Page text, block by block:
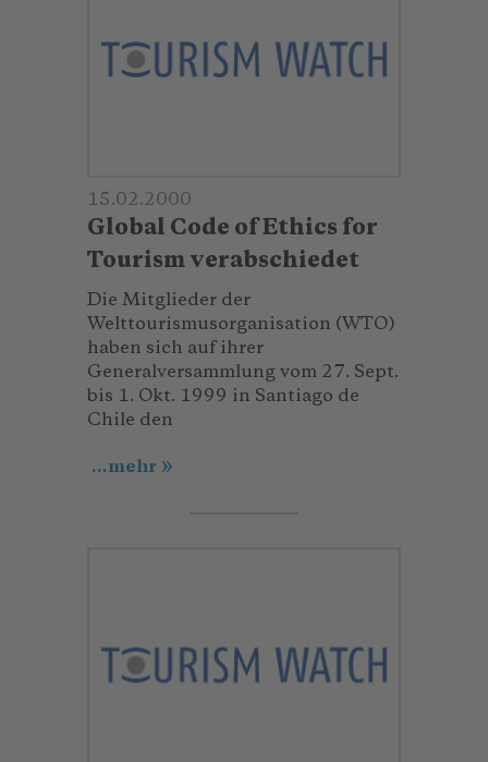
15.02.2000
Global Code of Ethics for
Tourism verabschiedet
Die Mitglieder der
Welttourismusorganisation (WTO)
haben sich auf ihrer
Generalversammlung vom 27. Sept.
bis 1. Okt. 1999 in Santiago de
Chile den
...mehr